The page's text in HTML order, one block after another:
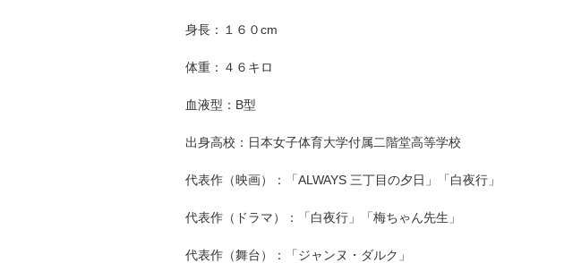
身長：１６０cm
体重：４６キロ
血液型：B型
出身高校：日本女子体育大学付属二階堂高等学校
代表作（映画）：「ALWAYS 三丁目の夕日」「白夜行」
代表作（ドラマ）：「白夜行」「梅ちゃん先生」
代表作（舞台）：「ジャンヌ・ダルク」